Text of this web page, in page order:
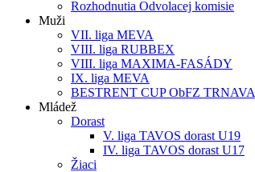
Rozhodnutia Odvolacej komisie
Muži
VII. liga MEVA
VIII. liga RUBBEX
VIII. liga MAXIMA-FASÁDY
IX. liga MEVA
BESTRENT CUP ObFZ TRNAVA
Mládež
Dorast
V. liga TAVOS dorast U19
IV. liga TAVOS dorast U17
Žiaci